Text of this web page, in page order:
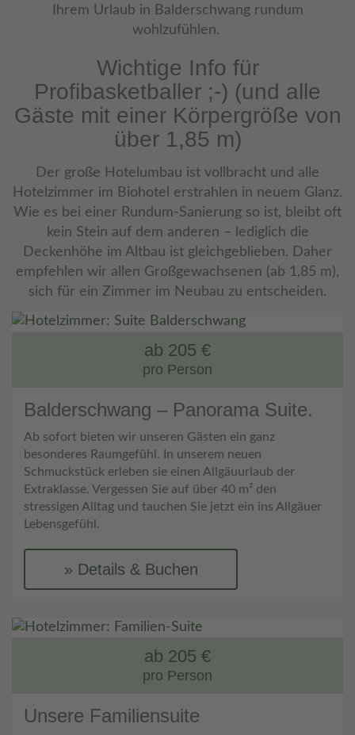
Ihrem Urlaub in Balderschwang rundum
wohlzufühlen.
Wichtige Info für
Profibasketballer ;-) (und alle
Gäste mit einer Körpergröße von
über 1,85 m)
Der große Hotelumbau ist vollbracht und alle
Hotelzimmer im Biohotel erstrahlen in neuem Glanz.
Wie es bei einer Rundum-Sanierung so ist, bleibt oft
kein Stein auf dem anderen – lediglich die
Deckenhöhe im Altbau ist gleichgeblieben. Daher
empfehlen wir allen Großgewachsenen (ab 1,85 m),
sich für ein Zimmer im Neubau zu entscheiden.
ab 205 €
pro Person
Balderschwang – Panorama Suite.
Ab sofort bieten wir unseren Gästen ein ganz
besonderes Raumgefühl. In unserem neuen
Schmuckstück erleben sie einen Allgäuurlaub der
Extraklasse. Vergessen Sie auf über 40 m² den
stressigen Alltag und tauchen Sie jetzt ein ins Allgäuer
Lebensgefühl.
Details & Buchen
ab 205 €
pro Person
Unsere Familiensuite